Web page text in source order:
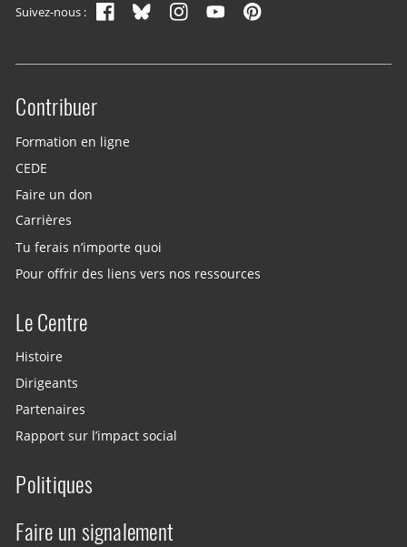
Suivez-nous :
Site menu
Contribuer
Formation en ligne
CEDE
Faire un don
Carrières
Tu ferais n’importe quoi
Pour offrir des liens vers nos ressources
Le Centre
Histoire
Dirigeants
Partenaires
Rapport sur l’impact social
Politiques
Faire un signalement